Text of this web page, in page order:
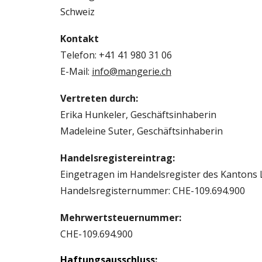
Schweiz
Kontakt
Telefon: +41 41 980 31 06
E-Mail: info@mangerie.ch
Vertreten durch:
Erika Hunkeler, Geschäftsinhaberin
Madeleine Suter, Geschäftsinhaberin
Handelsregistereintrag:
Eingetragen im Handelsregister des Kantons
Handelsregisternummer: CHE-109.694.900
Mehrwertsteuernummer:
CHE-109.694.900